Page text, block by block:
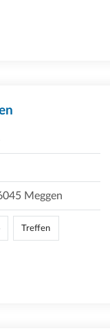
Meggen
Treffen